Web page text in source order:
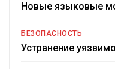
Новые языковые
БЕЗОПАСНОСТЬ
Устранение